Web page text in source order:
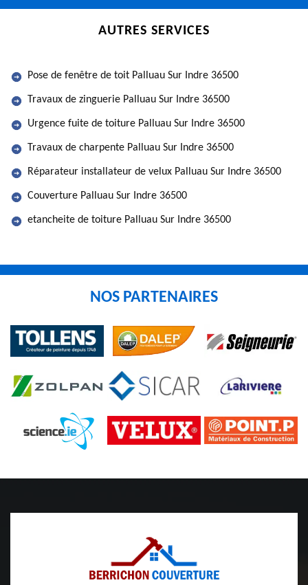
AUTRES SERVICES
Pose de fenêtre de toit Palluau Sur Indre 36500
Travaux de zinguerie Palluau Sur Indre 36500
Urgence fuite de toiture Palluau Sur Indre 36500
Travaux de charpente Palluau Sur Indre 36500
Réparateur installateur de velux Palluau Sur Indre 36500
Couverture Palluau Sur Indre 36500
etancheite de toiture Palluau Sur Indre 36500
NOS PARTENAIRES